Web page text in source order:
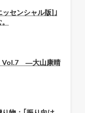
ッセンシャル版]｣
Vol.7 ―大山康晴